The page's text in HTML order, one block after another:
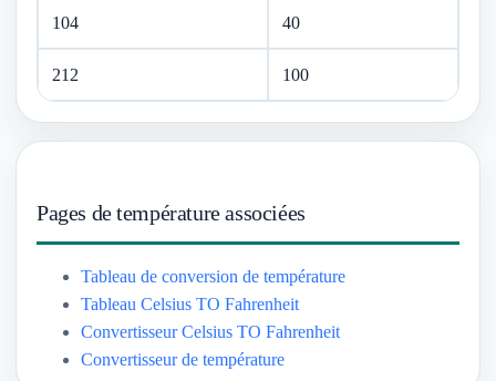
104 40
212 100
Pages de température associées
Tableau de conversion de température
Tableau Celsius TO Fahrenheit
Convertisseur Celsius TO Fahrenheit
Convertisseur de température